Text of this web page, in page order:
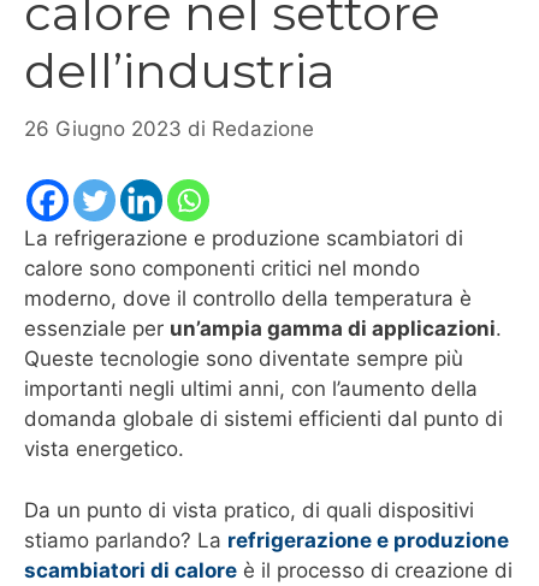
calore nel settore
dell’industria
26 Giugno 2023 di Redazione
La refrigerazione e produzione scambiatori di
calore sono componenti critici nel mondo
moderno, dove il controllo della temperatura è
essenziale per un’ampia gamma di applicazioni.
Queste tecnologie sono diventate sempre più
importanti negli ultimi anni, con l’aumento della
domanda globale di sistemi efficienti dal punto di
vista energetico.
Da un punto di vista pratico, di quali dispositivi
stiamo parlando? La refrigerazione e produzione
scambiatori di calore è il processo di creazione di